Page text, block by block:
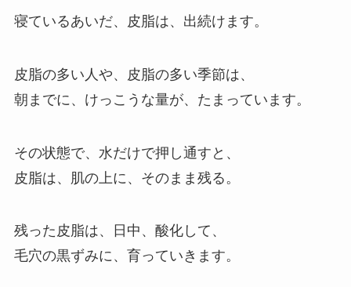
寝ているあいだ、皮脂は、出続けます。
皮脂の多い人や、皮脂の多い季節は、
朝までに、けっこうな量が、たまっています。
その状態で、水だけで押し通すと、
皮脂は、肌の上に、そのまま残る。
残った皮脂は、日中、酸化して、
毛穴の黒ずみに、育っていきます。